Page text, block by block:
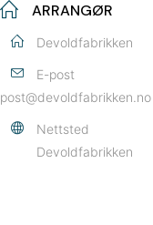
ARRANGØR
Devoldfabrikken
E-post
post@devoldfabrikken.no
Nettsted
Devoldfabrikken